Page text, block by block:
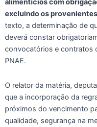
alimentícios com
excluindo os
texto, a determinação de
deverá constar
convocatórios e contratos
PNAE.
O relator da matéria,
que a incorporação da
próximos do vencimento
qualidade, segurança na